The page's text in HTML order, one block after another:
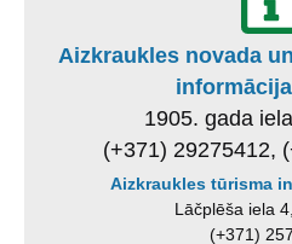
Aizkraukles novada
1905. gada
(+371) 29275412,
Aizkraukles tūrisma
Lāčplēša iela
(+371)